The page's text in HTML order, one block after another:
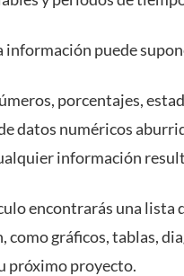
información puede
porcentajes,
datos numéricos
información
encontrarás una lista
como gráficos, tablas,
próximo proyecto.